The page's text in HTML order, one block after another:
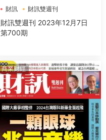
財訊 財訊雙週刊
財訊雙週刊 2023年12月7日
第700期
商業财經